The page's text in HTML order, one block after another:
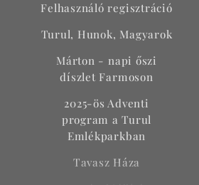
Felhasználó regisztráció
Turul, Hunok, Magyarok
Márton - napi őszi
díszlet Farmoson
2025-ös Adventi
program a Turul
Emlékparkban
Tavasz Háza